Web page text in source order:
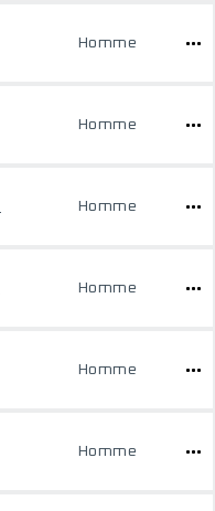
Homme
Homme
Homme
Homme
Homme
Homme